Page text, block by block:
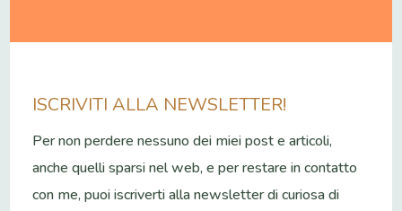
ISCRIVITI ALLA NEWSLETTER!
Per non perdere nessuno dei miei post e articoli,
anche quelli sparsi nel web, e per restare in contatto
con me, puoi iscriverti alla newsletter di curiosa di